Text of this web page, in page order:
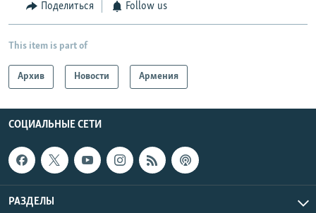
Поделиться Follow us
This item is part of
Архив Новости Армения
СОЦИАЛЬНЫЕ СЕТИ
РАЗДЕЛЫ